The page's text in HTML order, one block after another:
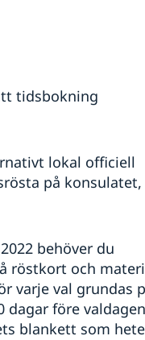
tidsbokning
lokal officiell
på konsulatet,
behöver du
röstkort och
varje val grundas
före
blankett som